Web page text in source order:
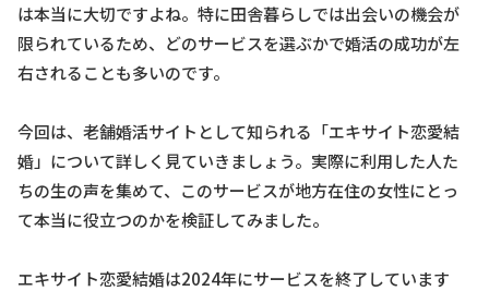
は本当に大切ですよね。特に田舎暮らしでは出会いの機会が
限られているため、どのサービスを選ぶかで婚活の成功が左
右されることも多いのです。
今回は、老舗婚活サイトとして知られる「エキサイト恋愛結
婚」について詳しく見ていきましょう。実際に利用した人た
ちの生の声を集めて、このサービスが地方在住の女性にとっ
て本当に役立つのかを検証してみました。
エキサイト恋愛結婚は2024年にサービスを終了しています